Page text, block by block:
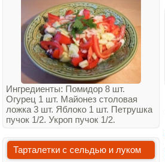
Ингредиенты: Помидор 8 шт.
Огурец 1 шт. Майонез столовая
ложка 3 шт. Яблоко 1 шт. Петрушка
пучок 1/2. Укроп пучок 1/2.
Тарталетки с сельдью и луком